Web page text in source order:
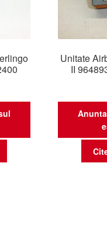
Unitate
II